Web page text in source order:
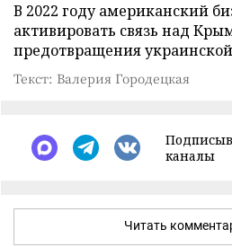
В 2022 году американский
активировать связь над
предотвращения
Текст: Валерия Городецкая
каналы
Читать